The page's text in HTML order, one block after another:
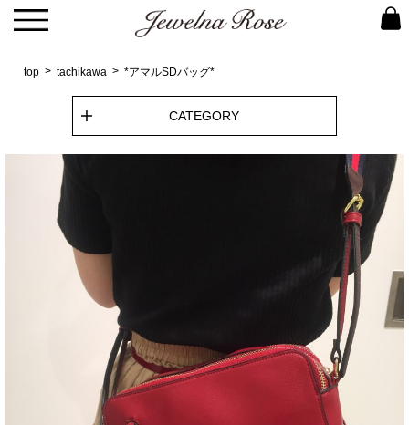
top tachikawa *アマルSDバッグ*
CATEGORY